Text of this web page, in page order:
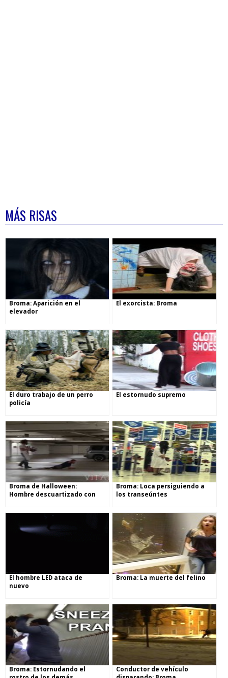
MÁS RISAS
Broma: Aparición en el
elevador
El exorcista: Broma
El duro trabajo de un perro
policía
El estornudo supremo
Broma de Halloween:
Hombre descuartizado con
Broma: Loca persiguiendo a
los transeúntes
El hombre LED ataca de
nuevo
Broma: La muerte del felino
Broma: Estornudando el
Conductor de vehículo